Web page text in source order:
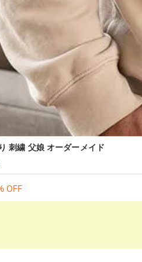
刺繍 父娘 オーダーメイド
OFF